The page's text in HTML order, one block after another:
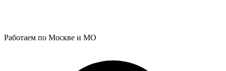
Работаем по Москве и МО